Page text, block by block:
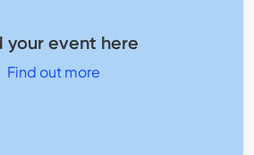
your event here
Find out more